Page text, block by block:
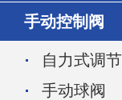
手动控制阀
自力式调
手动球阀